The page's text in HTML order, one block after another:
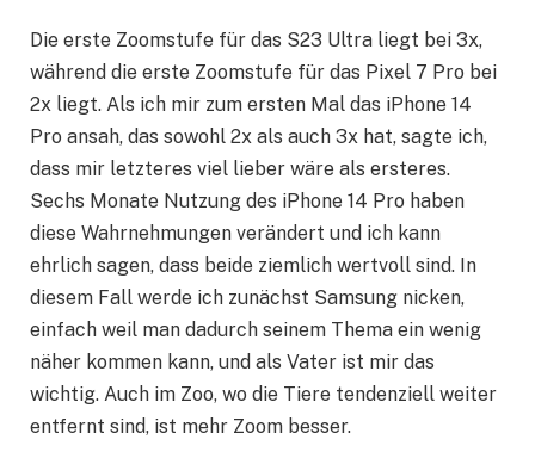
Die erste Zoomstufe für das S23 Ultra liegt bei 3x,
während die erste Zoomstufe für das Pixel 7 Pro bei
2x liegt. Als ich mir zum ersten Mal das iPhone 14
Pro ansah, das sowohl 2x als auch 3x hat, sagte ich,
dass mir letzteres viel lieber wäre als ersteres.
Sechs Monate Nutzung des iPhone 14 Pro haben
diese Wahrnehmungen verändert und ich kann
ehrlich sagen, dass beide ziemlich wertvoll sind. In
diesem Fall werde ich zunächst Samsung nicken,
einfach weil man dadurch seinem Thema ein wenig
näher kommen kann, und als Vater ist mir das
wichtig. Auch im Zoo, wo die Tiere tendenziell weiter
entfernt sind, ist mehr Zoom besser.